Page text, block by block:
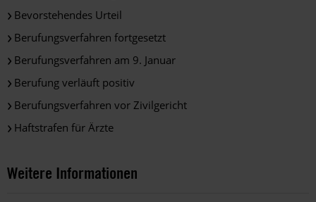
Bevorstehendes Urteil
Berufungsverfahren fortgesetzt
Berufungsverfahren am 9. Januar
Berufung verläuft positiv
Berufungsverfahren vor Zivilgericht
Haftstrafen für Ärzte
Weitere Informationen